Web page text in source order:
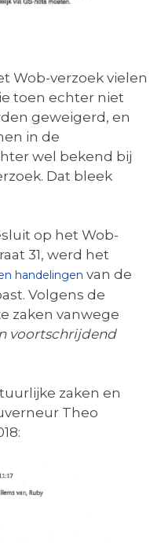
Wob-verzoek vielen
toen echter niet
geweigerd, en
in de
wel bekend bij
Dat bleek
op het Wob-
31, werd het
handelingen van de
Volgens de
zaken vanwege
voortschrijdend
zaken en
Theo